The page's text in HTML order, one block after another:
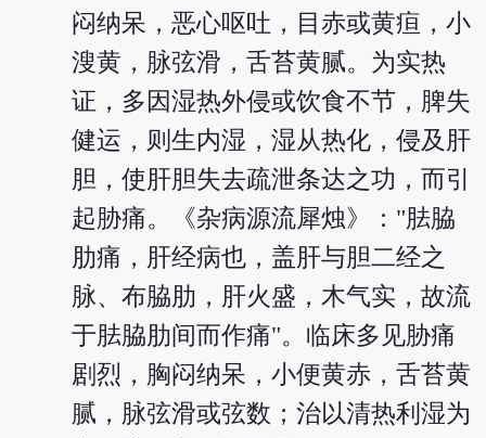
闷纳呆，恶心呕吐，目赤或黄疸，小
溲黄，脉弦滑，舌苔黄腻。为实热
证，多因湿热外侵或饮食不节，脾失
健运，则生内湿，湿从热化，侵及肝
胆，使肝胆失去疏泄条达之功，而引
起胁痛。《杂病源流犀烛》："胠脇
肋痛，肝经病也，盖肝与胆二经之
脉、布脇肋，肝火盛，木气实，故流
于胠脇肋间而作痛"。临床多见胁痛
剧烈，胸闷纳呆，小便黄赤，舌苔黄
腻，脉弦滑或弦数；治以清热利湿为